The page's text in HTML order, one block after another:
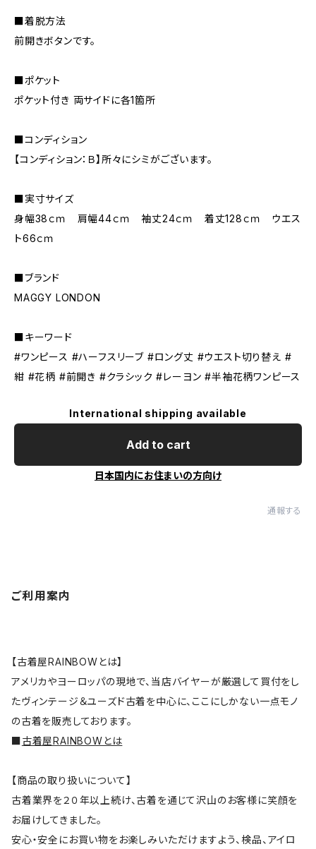
■着脱方法
前開きボタンです。
■ポケット
ポケット付き 両サイドに各1箇所
■コンディション
【コンディション：Ｂ】所々にシミがございます。
■実寸サイズ
身幅38ｃｍ 肩幅44ｃｍ 袖丈24ｃｍ 着丈128ｃｍ ウエス
ト66ｃｍ
■ブランド
MAGGY LONDON
■キーワード
#ワンピース #ハーフスリーブ #ロング丈 #ウエスト切り替え #
紺 #花柄 #前開き #クラシック #レーヨン #半袖花柄ワンピース
International shipping available
Add to cart
日本国内にお住まいの方向け
通報する
ご利用案内
【古着屋RAINBOWとは】
アメリカやヨーロッパの現地で、当店バイヤーが厳選して買付をし
たヴィンテージ＆ユーズド古着を中心に、ここにしかない一点モノ
の古着を販売しております。
■古着屋RAINBOWとは
【商品の取り扱いについて】
古着業界を２０年以上続け、古着を通じて沢山のお客様に笑顔を
お届けしてきました。
安心・安全にお買い物をお楽しみいただけますよう、検品、アイロ